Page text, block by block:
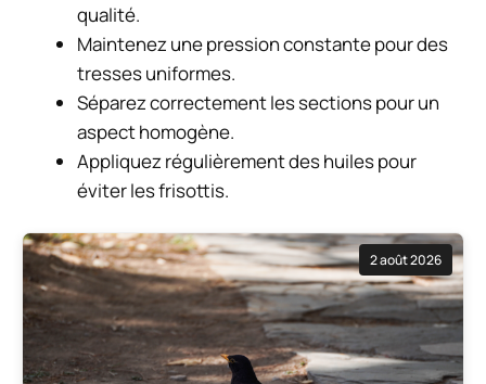
qualité.
Maintenez une pression constante pour des
tresses uniformes.
Séparez correctement les sections pour un
aspect homogène.
Appliquez régulièrement des huiles pour
éviter les frisottis.
2 août 2026